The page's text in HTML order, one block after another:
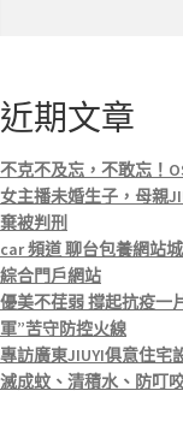
近期文章
不克不及忘，不敢忘！
女主播未婚生子，母親
棄被判刑
car 頻道 聊台包養網站
綜合門戶網站
優美不荏弱 撐起抗疫一
軍”苦守防控火線
專訪廣東JIUYI俱意住宅
滅成蚊、清積水、防叮